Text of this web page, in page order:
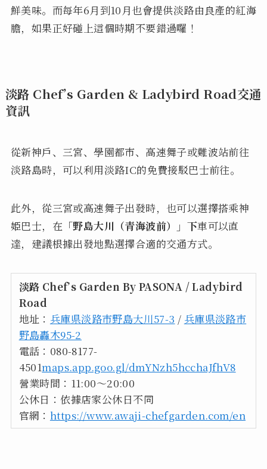
鮮美味。而每年6月到10月也會提供淡路由良產的紅海
膽，如果正好碰上這個時期不要錯過囉！
淡路 Chef’s Garden & Ladybird Road交通
資訊
從新神戶、三宮、學園都市、高速舞子或難波站前往
淡路島時，可以利用淡路IC的免費接駁巴士前往。
此外，從三宮或高速舞子出發時，也可以選擇搭乘神
姫巴士，在 「野島大川（青海波前）」下車可以直
達，建議根據出發地點選擇合適的交通方式。
淡路 Chef’s Garden By PASONA / Ladybird
Road
地址： 兵庫県淡路市野島大川57-3 / 兵庫県淡路市
野島轟木95-2
電話：080-8177-
4501maps.app.goo.gl/dmYNzh5hcchaJfhV8
營業時間：11:00～20:00
公休日：依據店家公休日不同
官網： https://www.awaji-chefgarden.com/en